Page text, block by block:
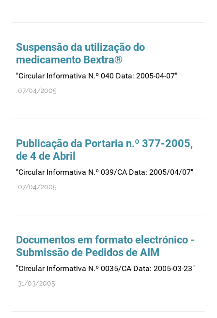
Entidades reguladoras
Estrutura e organização
Exercício farmacêutico
Exportação
Farmacovigilância
Farmácias
Gestão financeira e patrimonial
Hemoderivados
Informação institucional
Inspeção
Investigação
Legislação
Suspensão da utilização do
medicamento Bextra®
"Circular Informativa N.º 040 Data: 2005-04-07"
07/04/2005
Publicação da Portaria n.º 377-2005,
de 4 de Abril
"Circular Informativa N.º 039/CA Data: 2005/04/07"
07/04/2005
Documentos em formato electrónico -
Submissão de Pedidos de AIM
"Circular Informativa N.º 0035/CA Data: 2005-03-23"
31/03/2005